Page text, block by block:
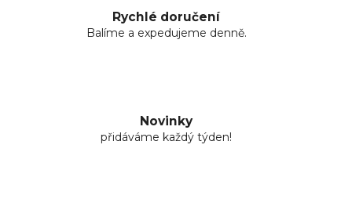
Rychlé doručení
Balíme a expedujeme denně.
Novinky
přidáváme každý týden!